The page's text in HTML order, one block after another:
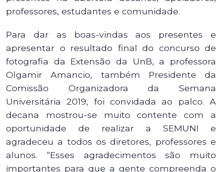
professores, estudantes e comunidade.
Para dar as boas-vindas aos presentes e
apresentar o resultado final do concurso de
fotografia da Extensão da UnB, a professora
Olgamir Amancio, também Presidente da
Comissão Organizadora da Semana
Universitária 2019, foi convidada ao palco. A
decana mostrou-se muito contente com a
oportunidade de realizar a SEMUNI e
agradeceu a todos os diretores, professores e
alunos. “Esses agradecimentos são muito
importantes para que a gente compreenda o